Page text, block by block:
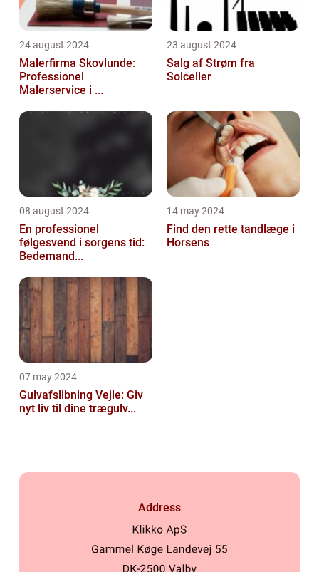
24 august 2024
Malerfirma Skovlunde:
Professionel
Malerservice i ...
23 august 2024
Salg af Strøm fra
Solceller
08 august 2024
En professionel
følgesvend i sorgens tid:
Bedemand...
14 may 2024
Find den rette tandlæge i
Horsens
07 may 2024
Gulvafslibning Vejle: Giv
nyt liv til dine trægulv...
Address